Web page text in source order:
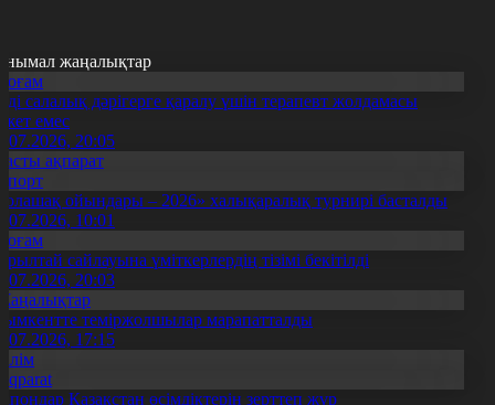
жаңалықтар
салалық дәрігерге қаралу үшін терапевт жолдамасы
емес
20:05
ақпарат
ойындары – 2026» халықаралық турнирі басталды
10:01
сайлауына үміткерлердің тізімі бекітілді
20:03
теміржолшылар марапатталды
17:15
Қазақстан өсімдіктерін зерттеп жүр